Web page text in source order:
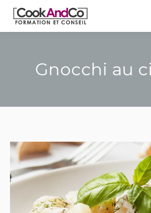
Gnocchi au